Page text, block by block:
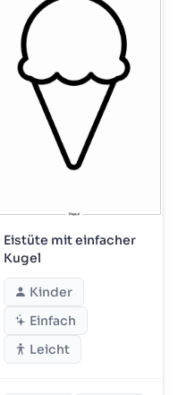
Eistüte mit einfacher
Kugel
Kinder
Einfach
Leicht